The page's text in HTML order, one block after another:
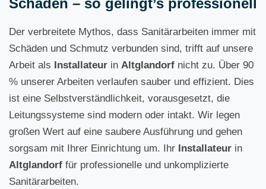
Schäden – so gelingt’s professionell
Der verbreitete Mythos, dass Sanitärarbeiten immer mit
Schäden und Schmutz verbunden sind, trifft auf unsere
Arbeit als Installateur in Altglandorf nicht zu. Über 90
% unserer Arbeiten verlaufen sauber und effizient. Dies
ist eine Selbstverständlichkeit, vorausgesetzt, die
Leitungssysteme sind modern oder intakt. Wir legen
großen Wert auf eine saubere Ausführung und gehen
sorgsam mit Ihrer Einrichtung um. Ihr Installateur in
Altglandorf für professionelle und unkomplizierte
Sanitärarbeiten.